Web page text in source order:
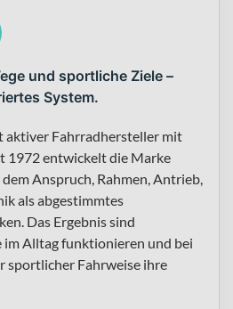
und sportliche Ziele –
System.
aktiver Fahrradhersteller mit
1972 entwickelt die Marke
Anspruch, Rahmen, Antrieb,
als abgestimmtes
Das Ergebnis sind
im Alltag funktionieren und bei
sportlicher Fahrweise ihre